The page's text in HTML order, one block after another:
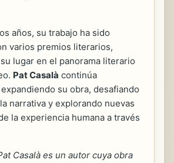
años, su trabajo ha sido
varios premios literarios,
lugar en el panorama literario
Pat Casalà continúa
su obra, desafiando
narrativa y explorando nuevas
la experiencia humana a través
Casalà es un autor cuya obra